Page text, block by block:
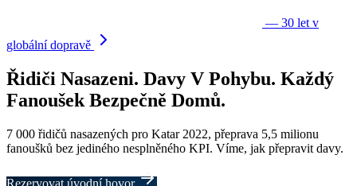
— 30 let v
globální dopravě
Řidiči Nasazeni. Davy V Pohybu. Každý
Fanoušek Bezpečně Domů.
7 000 řidičů nasazených pro Katar 2022, přeprava 5,5 milionu
fanoušků bez jediného nesplněného KPI. Víme, jak přepravit davy.
Rezervovat úvodní hovor